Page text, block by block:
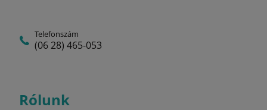
Telefonszám
(06 28) 465-053
Rólunk